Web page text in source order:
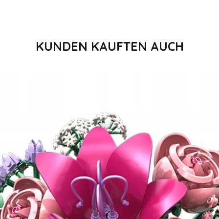
KUNDEN KAUFTEN AUCH